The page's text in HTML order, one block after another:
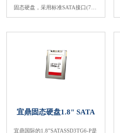
固态硬盘，采用标准SATA接口(7+1
5SATA连接器)设计，特别适合嵌入
式系统以及工业领域。相较于采用
精巧，能有效避免机构干涉问题。
宜鼎固态硬盘1.8" SATA
宜鼎国际的1.8”SATASSD3TG6-P是